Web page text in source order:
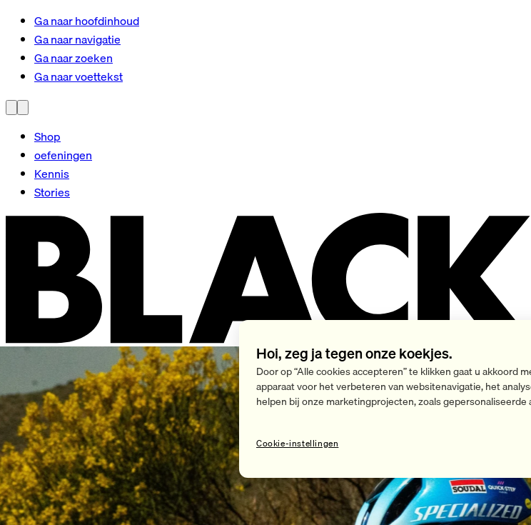
Ga naar hoofdinhoud
Ga naar navigatie
Ga naar zoeken
Ga naar voettekst
Shop
oefeningen
Kennis
Stories
Hoi, zeg ja tegen onze koekjes.
Door op “Alle cookies accepteren” te klikken gaat u akkoord
apparaat voor het verbeteren van websitenavigatie, het
helpen bij onze marketingprojecten, zoals
Cookie-instellingen